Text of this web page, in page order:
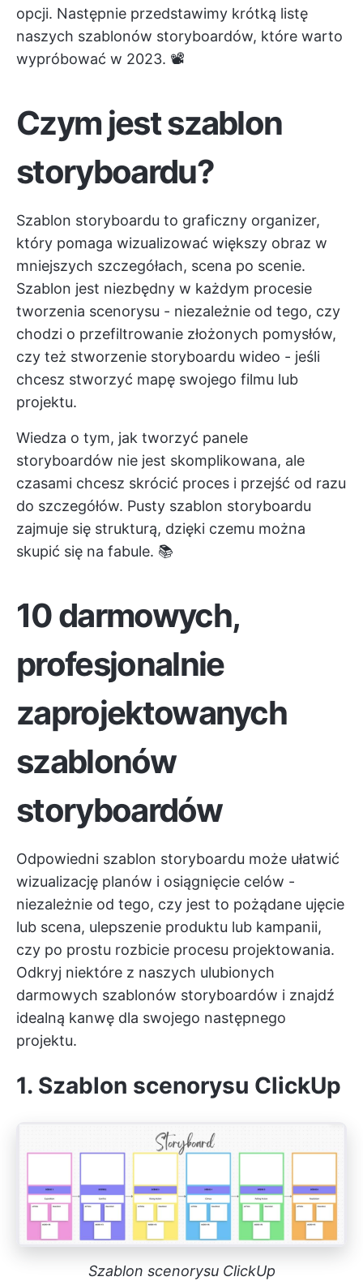
opcji. Następnie przedstawimy krótką listę
naszych szablonów storyboardów, które warto
wypróbować w 2023. 📽️
Czym jest szablon
storyboardu?
Szablon storyboardu to graficzny organizer,
który pomaga wizualizować większy obraz w
mniejszych szczegółach, scena po scenie.
Szablon jest niezbędny w każdym procesie
tworzenia scenorysu - niezależnie od tego, czy
chodzi o przefiltrowanie złożonych pomysłów,
czy też stworzenie storyboardu wideo - jeśli
chcesz stworzyć mapę swojego filmu lub
projektu.
Wiedza o tym, jak tworzyć panele
storyboardów nie jest skomplikowana, ale
czasami chcesz skrócić proces i przejść od razu
do szczegółów. Pusty szablon storyboardu
zajmuje się strukturą, dzięki czemu można
skupić się na fabule. 📚
10 darmowych,
profesjonalnie
zaprojektowanych
szablonów
storyboardów
Odpowiedni szablon storyboardu może ułatwić
wizualizację planów i osiągnięcie celów -
niezależnie od tego, czy jest to pożądane ujęcie
lub scena, ulepszenie produktu lub kampanii,
czy po prostu rozbicie procesu projektowania.
Odkryj niektóre z naszych ulubionych
darmowych szablonów storyboardów i znajdź
idealną kanwę dla swojego następnego
projektu.
1. Szablon scenorysu ClickUp
Szablon scenorysu ClickUp